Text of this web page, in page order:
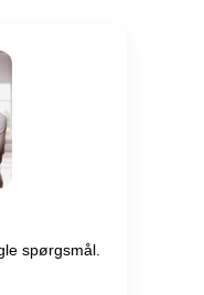
spørgsmål.